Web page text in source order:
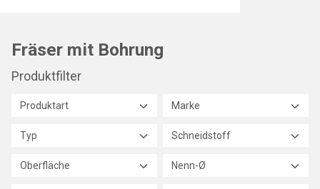
Fräser mit Bohrung
Produktfilter
Produktart Marke
Typ Schneidstoff
Oberfläche Nenn-Ø